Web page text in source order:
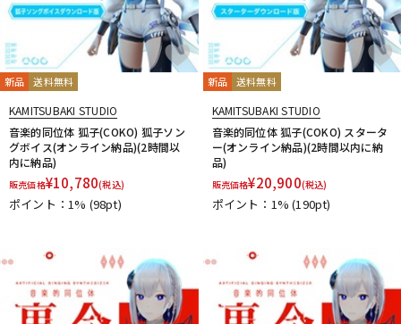
新品 送料無料
KAMITSUBAKI STUDIO
音楽的同位体 狐子(COKO) 狐子ソン
グボイス(オンライン納品)(2時間以
内に納品)
販売価格¥10,780(税込)
ポイント：1% (98pt)
新品 送料無料
KAMITSUBAKI STUDIO
音楽的同位体 狐子(COKO) スタータ
ー(オンライン納品)(2時間以内に納
品)
販売価格¥20,900(税込)
ポイント：1%(190pt)